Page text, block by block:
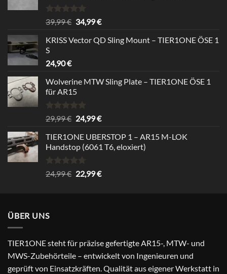
Rated5.00
out of 5
39,99€ Original
was:
34,99€Current
is:
KRISS Vector QD Sling Mount – TIER1ONE ÖSE 1
S
24,90€
Wolverine MTW Sling Plate – TIER1ONE ÖSE 1
für AR15
Rated5.00
out of 5
29,99€ Original
was:
29,99 €.
24,99€Current
is:
24,99 €.
TIER1ONE UBERSTOP 1 – AR15 M-LOK
Handstop (6061 T6, eloxiert)
Rated4.67
out of 5
24,99€ Original
22,99€Current
ÜBER UNS
TIER1ONE steht für präzise gefertigte AR15-, MTW- und
MWS-Zubehörteile – entwickelt von Ingenieuren und
geprüft von Einsatzkräften. Qualität aus eigener Werkstatt in